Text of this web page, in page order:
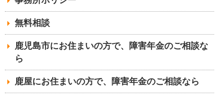
無料相談
鹿児島市にお住まいの方で、障害年金のご相談な
ら
鹿屋にお住まいの方で、障害年金のご相談なら